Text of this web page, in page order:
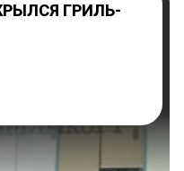
ГРИЛЬ-